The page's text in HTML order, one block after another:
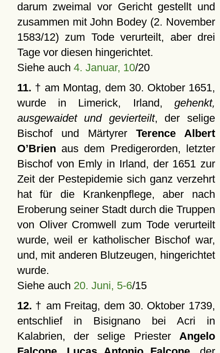
darum zweimal vor Gericht gestellt und
zusammen mit John Bodey (2. November
1583/12) zum Tode verurteilt, aber drei
Tage vor diesen hingerichtet.
Siehe auch 4. Januar, 10/20
11. † am Montag, dem 30. Oktober 1651,
wurde in Limerick, Irland, gehenkt,
ausgewaidet und gevierteilt, der selige
Bischof und Märtyrer Terence Albert
O’Brien aus dem Predigerorden, letzter
Bischof von Emly in Irland, der 1651 zur
Zeit der Pestepidemie sich ganz verzehrt
hat für die Krankenpflege, aber nach
Eroberung seiner Stadt durch die Truppen
von Oliver Cromwell zum Tode verurteilt
wurde, weil er katholischer Bischof war,
und, mit anderen Blutzeugen, hingerichtet
wurde.
Siehe auch 20. Juni, 5-6/15
12. † am Freitag, dem 30. Oktober 1739,
entschlief in Bisignano bei Acri in
Kalabrien, der selige Priester Angelo